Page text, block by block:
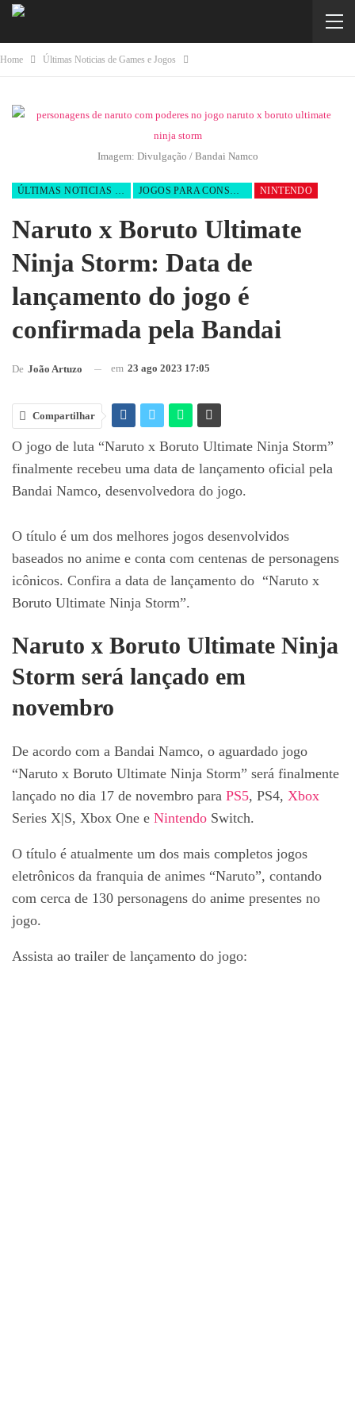
Home Últimas Noticias de Games e Jogos
Imagem: Divulgação / Bandai Namco
ÚLTIMAS NOTICIAS DE GAMES E JOGOS JOGOS PARA CONSOLES NINTENDO
Naruto x Boruto Ultimate
Ninja Storm: Data de
lançamento do jogo é
confirmada pela Bandai
De João Artuzo em 23 ago 2023 17:05
Compartilhar
O jogo de luta “Naruto x Boruto Ultimate Ninja Storm”
finalmente recebeu uma data de lançamento oficial pela
Bandai Namco, desenvolvedora do jogo.
O título é um dos melhores jogos desenvolvidos
baseados no anime e conta com centenas de personagens
icônicos. Confira a data de lançamento do “Naruto x
Boruto Ultimate Ninja Storm”.
Naruto x Boruto Ultimate Ninja
Storm será lançado em
novembro
De acordo com a Bandai Namco, o aguardado jogo
“Naruto x Boruto Ultimate Ninja Storm” será finalmente
lançado no dia 17 de novembro para PS5, PS4, Xbox
Series X|S, Xbox One e Nintendo Switch.
O título é atualmente um dos mais completos jogos
eletrônicos da franquia de animes “Naruto”, contando
com cerca de 130 personagens do anime presentes no
jogo.
Assista ao trailer de lançamento do jogo: